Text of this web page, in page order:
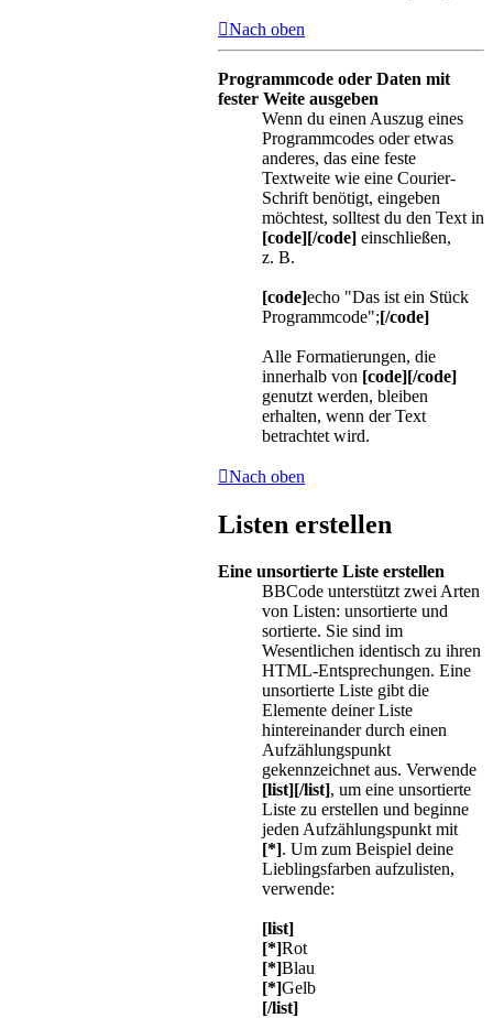
Nach oben
Programmcode oder Daten mit
fester Weite ausgeben
Wenn du einen Auszug eines
Programmcodes oder etwas
anderes, das eine feste
Textweite wie eine Courier-
Schrift benötigt, eingeben
möchtest, solltest du den Text in
[code][/code] einschließen,
z. B.
[code]echo "Das ist ein Stück
Programmcode";[/code]
Alle Formatierungen, die
innerhalb von [code][/code]
genutzt werden, bleiben
erhalten, wenn der Text
betrachtet wird.
Nach oben
Listen erstellen
Eine unsortierte Liste erstellen
BBCode unterstützt zwei Arten
von Listen: unsortierte und
sortierte. Sie sind im
Wesentlichen identisch zu ihren
HTML-Entsprechungen. Eine
unsortierte Liste gibt die
Elemente deiner Liste
hintereinander durch einen
Aufzählungspunkt
gekennzeichnet aus. Verwende
[list][/list], um eine unsortierte
Liste zu erstellen und beginne
jeden Aufzählungspunkt mit
[*]. Um zum Beispiel deine
Lieblingsfarben aufzulisten,
verwende:
[list]
[*]Rot
[*]Blau
[*]Gelb
[/list]